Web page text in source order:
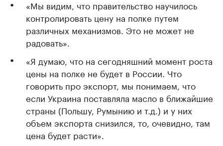
«Мы видим, что правительство научилось
контролировать цену на полке путем
различных механизмов. Это не может не
радовать».
«Я думаю, что на сегодняшний момент роста
цены на полке не будет в России. Что
говорить про экспорт, мы понимаем, что
если Украина поставляла масло в ближайшие
страны (Польшу, Румынию и т.д.) и у них
объем экспорта снизился, то, очевидно, там
цена будет расти».